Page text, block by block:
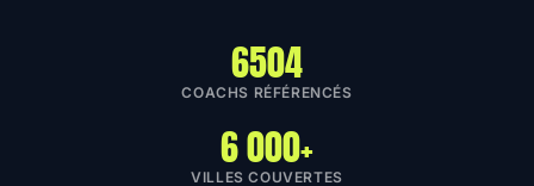
6504
COACHS RÉFÉRENCÉS
6 000+
VILLES COUVERTES